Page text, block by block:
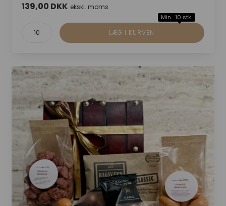
139,00 DKK ekskl. moms
Min. 10 stk.